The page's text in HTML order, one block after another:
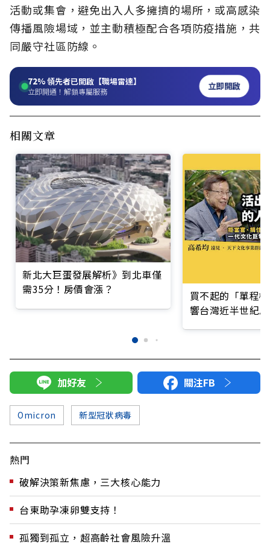
活動或集會，避免出入人多擁擠的場所，或高感染
傳播風險場域，並主動積極配合各項防疫措施，共
同嚴守社區防線。
72%領先者已開啟【職場雷達】
立即開通！解鎖專屬服務 立即開啟
相關文章
新北大巨蛋發展解析》到北車僅
需35分！房價會漲？
買不起的「單程
響台灣近半世紀
加好友 關注FB
Omicron 新型冠狀病毒
熱門
破解決策新焦慮，三大核心能力
台東助孕凍卵雙支持！
孤獨到孤立，超高齡社會風險升溫